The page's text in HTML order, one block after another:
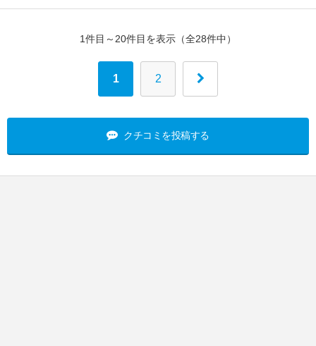
1件目～20件目を表示（全28件中）
1 2
クチコミを投稿する